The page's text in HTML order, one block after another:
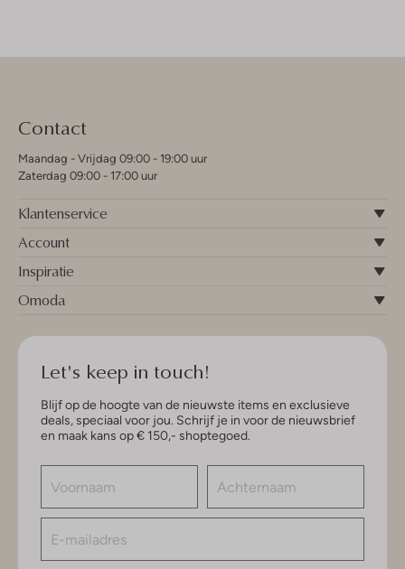
Contact
Maandag - Vrijdag 09:00 - 19:00 uur
Zaterdag 09:00 - 17:00 uur
Klantenservice
Account
Inspiratie
Omoda
Let's keep in touch!
Blijf op de hoogte van de nieuwste items en exclusieve
deals, speciaal voor jou. Schrijf je in voor de nieuwsbrief
en maak kans op € 150,- shoptegoed.